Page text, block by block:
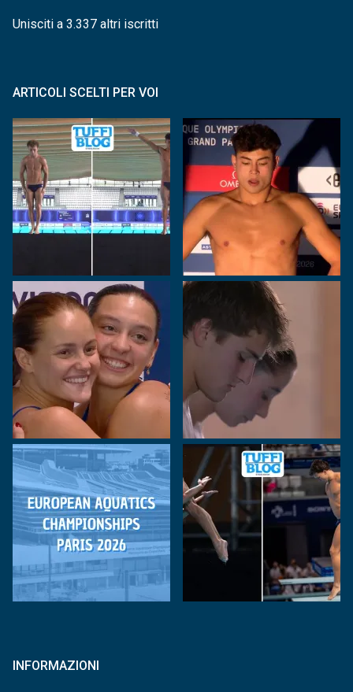
Unisciti a 3.337 altri iscritti
ARTICOLI SCELTI PER VOI
INFORMAZIONI